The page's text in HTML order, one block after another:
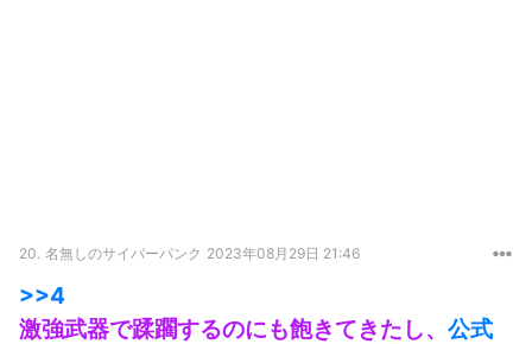
20. 名無しのサイバーパンク 2023年08月29日 21:46
>>4
激強武器で蹂躙するのにも飽きてきたし、 公式